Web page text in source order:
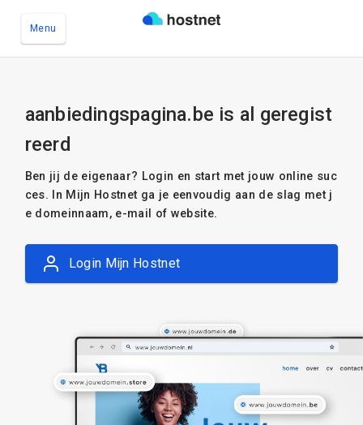
Menu
aanbiedingspagina.be is al geregist
reerd
Ben jij de eigenaar? Login en start met jouw online suc
ces. In Mijn Hostnet ga je eenvoudig aan de slag met j
e domeinnaam, e-mail of website.
Login Mijn Hostnet